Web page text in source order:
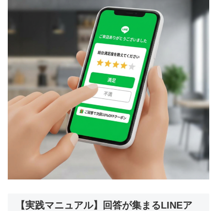
【実践マニュアル】回答が集まるLINEア